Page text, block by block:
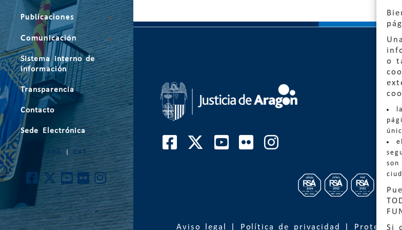
o
Si
Publicaciones
Comunicación
Sistema interno de
información
Transparencia
Contacto
Sede Electrónica
CAT
Aviso legal Política de privacidad